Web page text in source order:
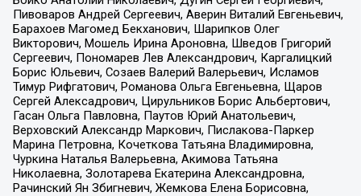
Пивоваров Андрей Сергеевич, Аверин Виталий Евгеньевич,
Барахоев Магомед Бекханович, Шарипков Олег
Викторович, Мошель Ирина Ароновна, Шведов Григорий
Сергеевич, Пономарев Лев Александрович, Каргалицкий
Борис Юльевич, Созаев Валерий Валерьевич, Исламов
Тимур Рифгатович, Романова Ольга Евгеньевна, Щаров
Сергей Алексадрович, Цирульников Борис Альбертович,
Гасан Ольга Павловна, Паутов Юрий Анатольевич,
Верховский Александр Маркович, Пислакова-Паркер
Марина Петровна, Кочеткова Татьяна Владимировна,
Чуркина Наталья Валерьевна, Акимова Татьяна
Николаевна, Золотарева Екатерина Александровна,
Рачинский Ян Збигневич, Жемкова Елена Борисовна,